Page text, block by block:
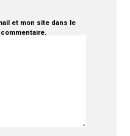
et mon site dans le